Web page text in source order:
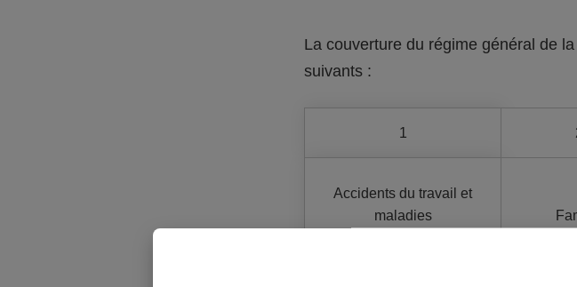
La couverture du régime général de
suivants :
1
Accidents du travail et
maladies